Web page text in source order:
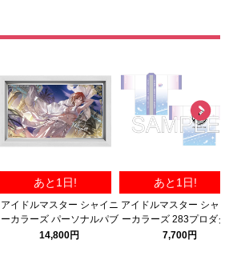
ASOBI STAGE
プレミアム会員とは
アライヴ
あと1日!
アイドルマスター シャイニ
ーカラーズ パーソナルパブ
ミラー 緋田美琴（GLOW）
14,800円
あと1日!
アイドルマスター シャ
ーカラーズ 283プロダ
ョン応援法被
7,700円